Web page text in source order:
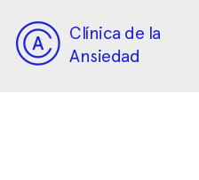
Clínica de la
Ansiedad